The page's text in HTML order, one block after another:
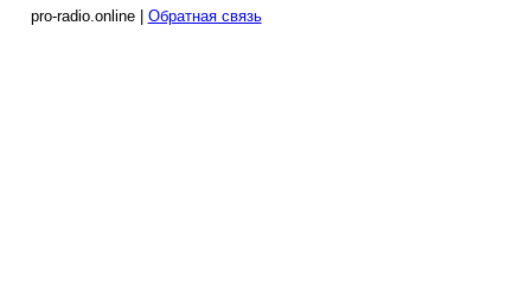
pro-radio.online | Обратная связь